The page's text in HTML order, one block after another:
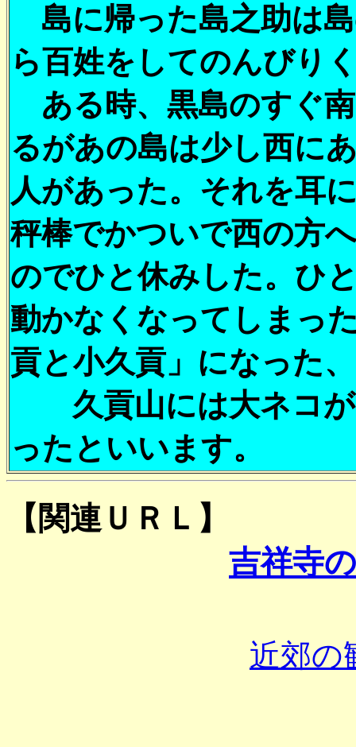
島に帰った島之助は
ら百姓をしてのんび
ある時、黒島のすぐ
るがあの島は少し西に
人があった。それを耳
秤棒でかついで西の方
のでひと休みした。ひ
動かなくなってしまっ
貢と小久貢」になった
久貢山には大ネコが
ったといいます。
【関連ＵＲＬ】
吉祥寺
近郊の